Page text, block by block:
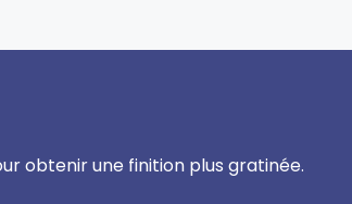
obtenir une finition plus gratinée.